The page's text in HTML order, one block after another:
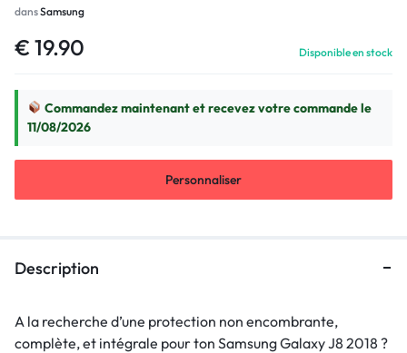
dansSamsung
€ 19.90 Disponible en stock
Commandez maintenant et recevez votre commande le
11/08/2026
Personnaliser
Description
A la recherche d’une protection non encombrante,
complète, et intégrale pour ton Samsung Galaxy J8 2018 ?